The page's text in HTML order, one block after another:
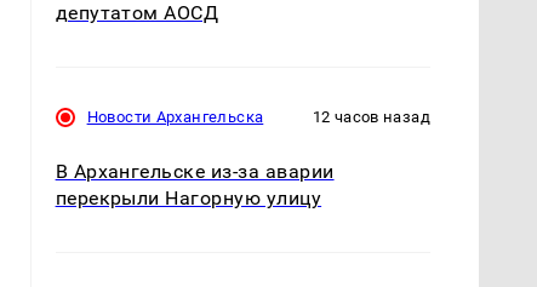
депутатом АОСД
Новости Архангельска 12 часов назад
В Архангельске из-за аварии
перекрыли Нагорную улицу